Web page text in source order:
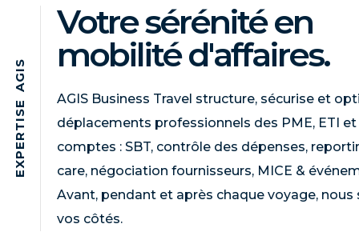
E
X
P
E
R
T
I
S
E
A
G
I
S
Votre sérénité en
mobilité d'affaires.
AGIS Business Travel structure, sécurise et
déplacements professionnels des PME, ETI
comptes : SBT, contrôle des dépenses,
care, négociation fournisseurs, MICE &
Avant, pendant et après chaque voyage, nous
vos côtés.